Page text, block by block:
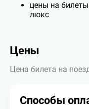
цены на
люкс
Цены
Цена билета на
Способы